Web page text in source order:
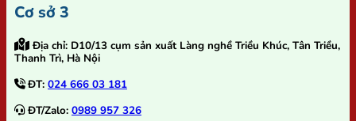
Cơ sở 3
Địa chỉ: D10/13 cụm sản xuất Làng nghề Triều Khúc, Tân Triều,
Thanh Trì, Hà Nội
ĐT: 024 666 03 181
ĐT/Zalo: 0989 957 326